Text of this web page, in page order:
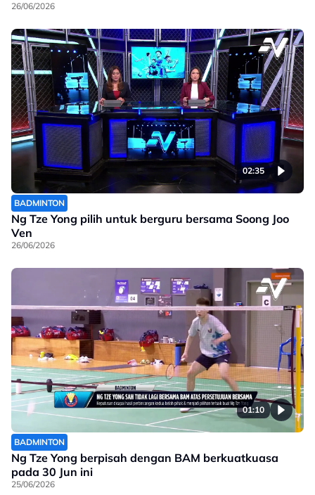
26/06/2026
02:35
BADMINTON
Ng Tze Yong pilih untuk berguru bersama Soong Joo
Ven
26/06/2026
01:10
BADMINTON
Ng Tze Yong berpisah dengan BAM berkuatkuasa
pada 30 Jun ini
25/06/2026